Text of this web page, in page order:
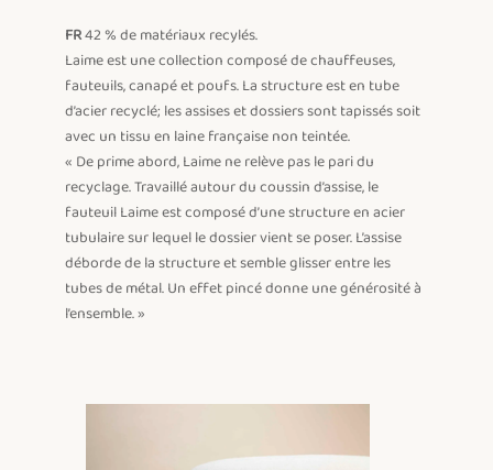
FR 42 % de matériaux recylés.
Laime est une collection composé de chauffeuses,
fauteuils, canapé et poufs. La structure est en tube
d’acier recyclé; les assises et dossiers sont tapissés soit
avec un tissu en laine française non teintée.
« De prime abord, Laime ne relève pas le pari du
recyclage. Travaillé autour du coussin d’assise, le
fauteuil Laime est composé d’une structure en acier
tubulaire sur lequel le dossier vient se poser. L’assise
déborde de la structure et semble glisser entre les
tubes de métal. Un effet pincé donne une générosité à
l’ensemble. »